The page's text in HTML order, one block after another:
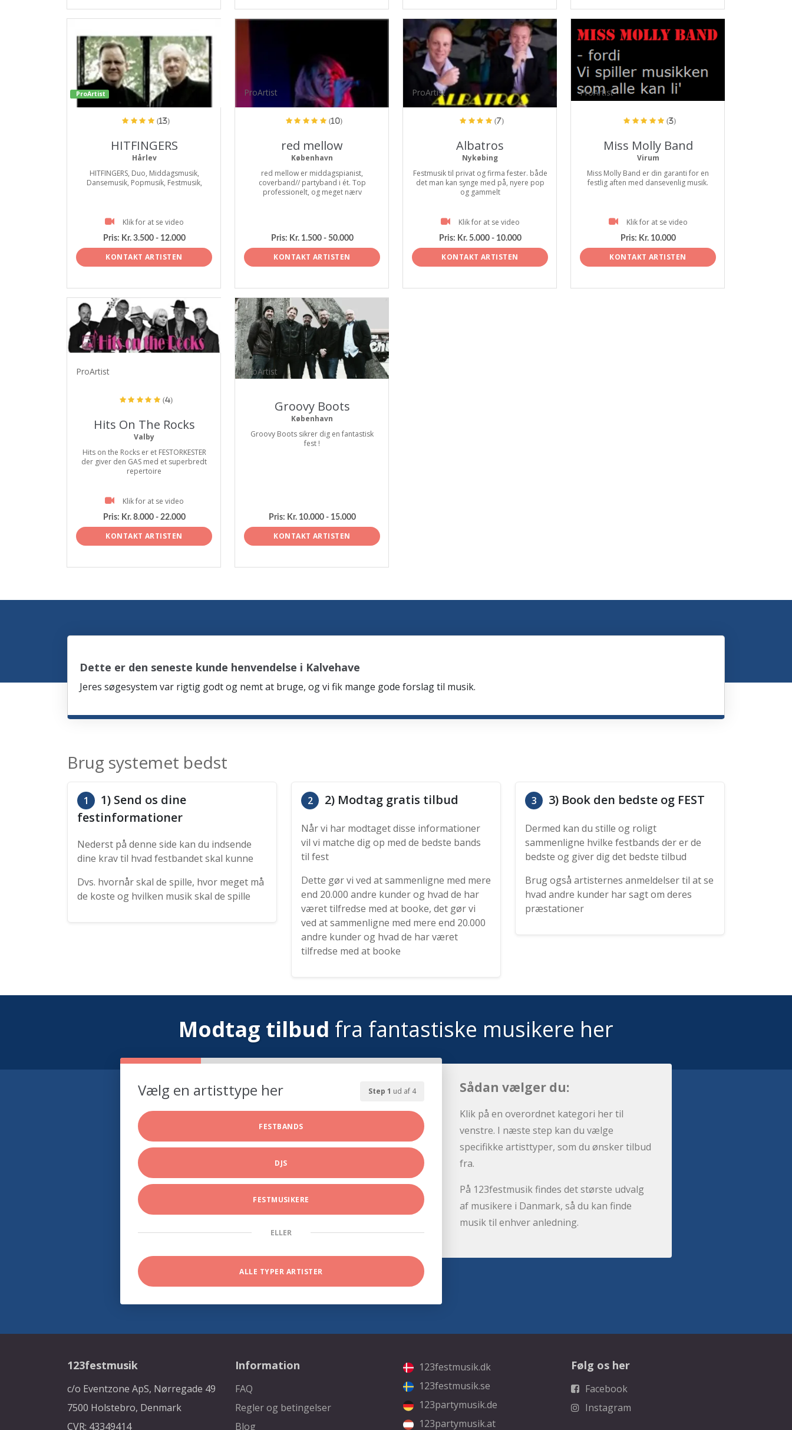
ProArtist
(13)
HITFINGERS
Hårlev
HITFINGERS, Duo, Middagsmusik,
Dansemusik, Popmusik, Festmusik,
Klik for at se video
Pris: Kr. 3.500 - 12.000
KONTAKT ARTISTEN
ProArtist
(10)
red mellow
København
red mellow er middagspianist,
coverband// partyband i ét. Top
professionelt, og meget nærv
Pris: Kr. 1.500 - 50.000
KONTAKT ARTISTEN
ProArtist
(7)
Albatros
Nykøbing
Festmusik til privat og firma fester. både
det man kan synge med på, nyere pop
og gammelt
Klik for at se video
Pris: Kr. 5.000 - 10.000
KONTAKT ARTISTEN
ProArtist
(3)
Miss Molly Band
Virum
Miss Molly Band er din garanti for en
festlig aften med dansevenlig musik.
Klik for at se video
Pris: Kr. 10.000
KONTAKT ARTISTEN
ProArtist
(4)
Hits On The Rocks
Valby
Hits on the Rocks er et FESTORKESTER
der giver den GAS med et superbredt
repertoire
Klik for at se video
Pris: Kr. 8.000 - 22.000
KONTAKT ARTISTEN
ProArtist
Groovy Boots
København
Groovy Boots sikrer dig en fantastisk
fest !
Pris: Kr. 10.000 - 15.000
KONTAKT ARTISTEN
Dette er den seneste kunde henvendelse i Kalvehave
Jeres søgesystem var rigtig godt og nemt at bruge, og vi fik mange gode forslag til musik.
Brug systemet bedst
1
1) Send os dine
festinformationer
Nederst på denne side kan du indsende
dine krav til hvad festbandet skal kunne
Dvs. hvornår skal de spille, hvor meget må
de koste og hvilken musik skal de spille
2 2) Modtag gratis tilbud
Når vi har modtaget disse informationer
vil vi matche dig op med de bedste bands
til fest
Dette gør vi ved at sammenligne med mere
end 20.000 andre kunder og hvad de har
været tilfredse med at booke, det gør vi
ved at sammenligne med mere end 20.000
andre kunder og hvad de har været
tilfredse med at booke
3 3) Book den bedste og FEST
Dermed kan du stille og roligt
sammenligne hvilke festbands der er de
bedste og giver dig det bedste tilbud
Brug også artisternes anmeldelser til at se
hvad andre kunder har sagt om deres
præstationer
Modtag tilbud fra fantastiske musikere her
Step 1 ud af 4
Vælg en artisttype her
FESTBANDS
DJS
FESTMUSIKERE
ELLER
ALLE TYPER ARTISTER
Sådan vælger du:
Klik på en overordnet kategori her til
venstre. I næste step kan du vælge
specifikke artisttyper, som du ønsker tilbud
fra.
På 123festmusik findes det største udvalg
af musikere i Danmark, så du kan finde
musik til enhver anledning.
123festmusik
c/o Eventzone ApS, Nørregade 49
7500 Holstebro, Denmark
CVR: 43349414
Information
FAQ
Regler og betingelser
Blog
123festmusik.dk
123festmusik.se
123partymusik.de
123partymusik.at
Følg os her
Facebook
Instagram